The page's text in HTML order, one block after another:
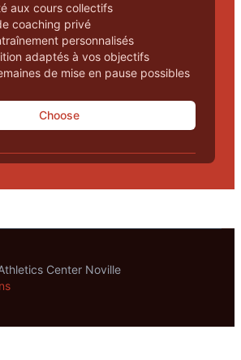
aux cours collectifs
coaching privé
personnalisés
adaptés à vos objectifs
de mise en pause possibles
Choose
Center Noville